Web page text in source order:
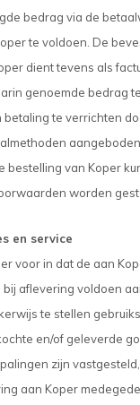
bedrag via de
te voldoen. De
dient tevens als
genoemde bedrag
betaling te verrichten
bestelling van Koper
worden
en service
voor in dat de aan
aflevering voldoen
te stellen
en/of geleverde
zijn
aan Koper